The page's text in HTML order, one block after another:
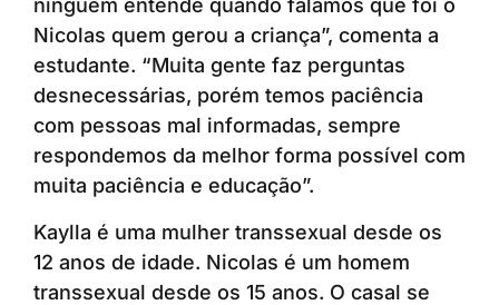
ninguém entende quando falamos que foi o
Nicolas quem gerou a criança”, comenta a
estudante. “Muita gente faz perguntas
desnecessárias, porém temos paciência
com pessoas mal informadas, sempre
respondemos da melhor forma possível com
muita paciência e educação”.
Kaylla é uma mulher transsexual desde os
12 anos de idade. Nicolas é um homem
transsexual desde os 15 anos. O casal se